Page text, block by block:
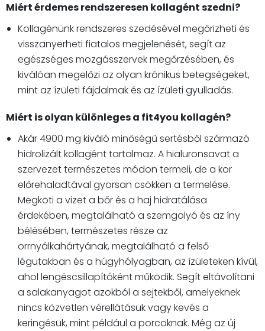
Miért érdemes rendszeresen kollagént szedni?
Kollagénünk rendszeres szedésével megőrizheti és
visszanyerheti fiatalos megjelenését, segít az
egészséges mozgásszervek megőrzésében, és
kiválóan megelőzi az olyan krónikus betegségeket,
mint az ízületi fájdalmak és az ízületi gyulladás.
Miért is olyan különleges a fit4you kollagén?
Akár 4900 mg kiváló minőségű sertésből származó
hidrolizált kollagént tartalmaz. A hialuronsavat a
szervezet természetes módon termeli, de a kor
előrehaladtával gyorsan csökken a termelése.
Megköti a vizet a bőr és a haj hidratálása
érdekében, megtalálható a szemgolyó és az íny
bélésében, természetes része az
orrnyálkahártyának, megtalálható a felső
légutakban és a húgyhólyagban, az ízületeken kívül,
ahol lengéscsillapítóként működik. Segít eltávolítani
a salakanyagot azokból a sejtekből, amelyeknek
nincs közvetlen vérellátásuk vagy kevés a
keringésük, mint például a porcoknak. Még az új